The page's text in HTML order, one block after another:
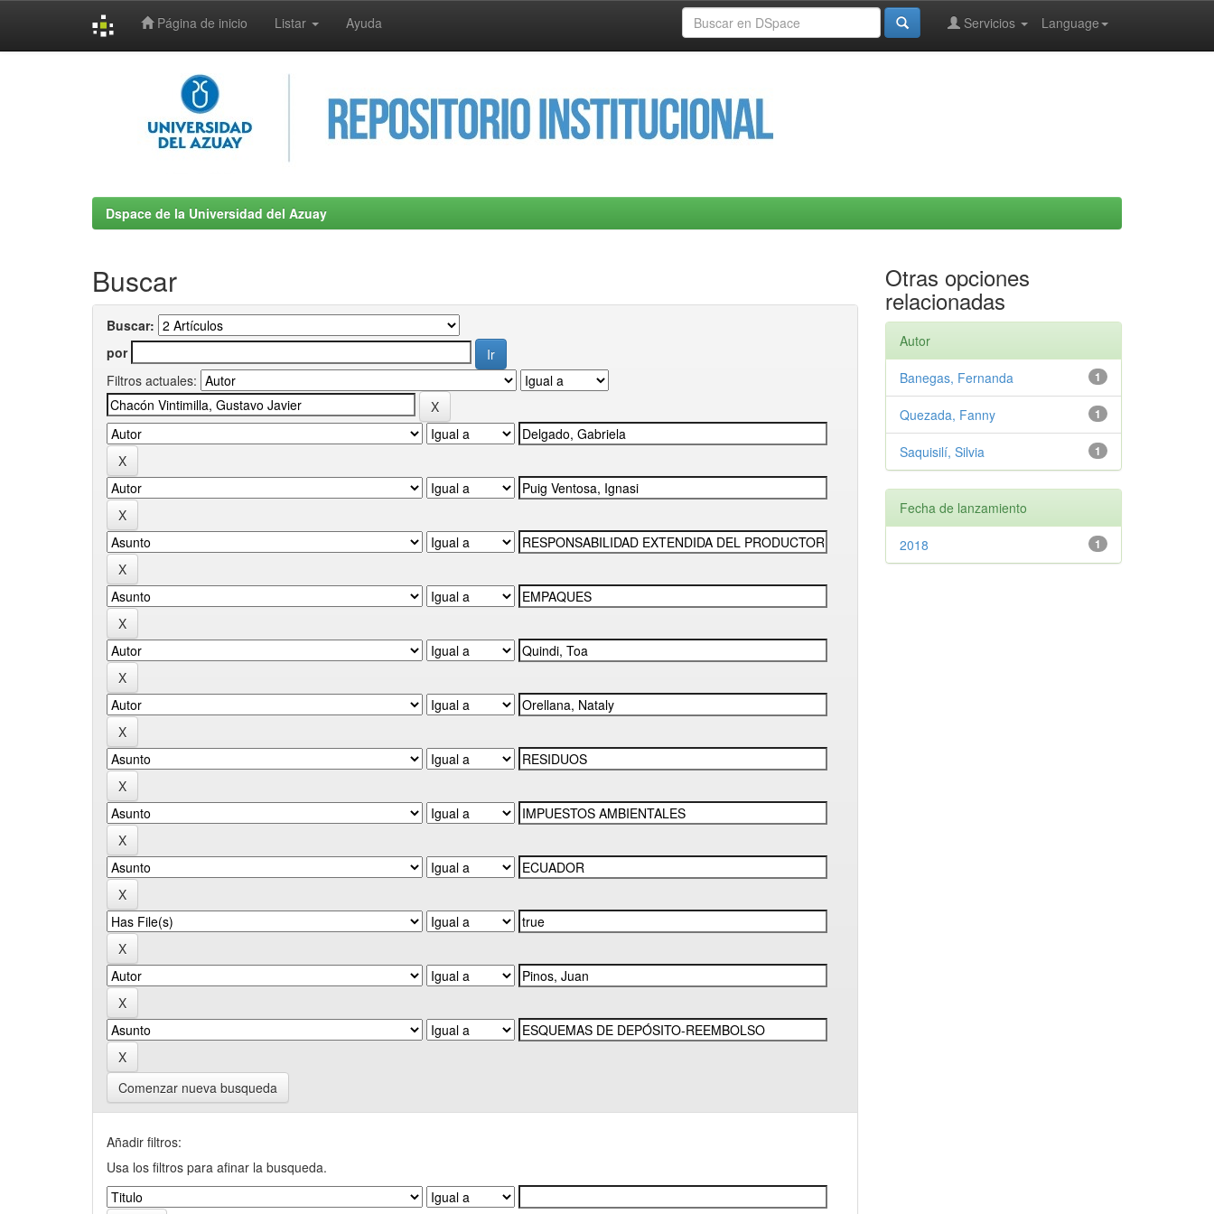
Página de inicio Listar Ayuda Language
Servicios
Dspace de la Universidad del Azuay
Buscar
Buscar:
por
Filtros actuales:
Comenzar nueva busqueda
Añadir filtros:
Usa los filtros para afinar la busqueda.
Otras opciones
relacionadas
Autor
1
Banegas, Fernanda
1
Quezada, Fanny
1
Saquisilí, Silvia
Fecha de lanzamiento
1
2018